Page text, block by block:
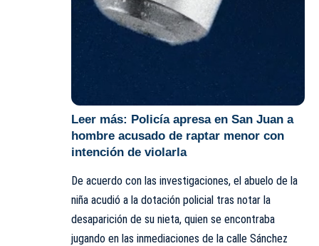
Leer más: Policía apresa en San Juan a
hombre acusado de raptar menor con
intención de violarla
De acuerdo con las investigaciones, el abuelo de la
niña acudió a la dotación policial tras notar la
desaparición de su nieta, quien se encontraba
jugando en las inmediaciones de la calle Sánchez